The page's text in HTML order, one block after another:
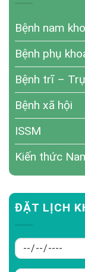
Bệnh nam
Bệnh phụ
Bệnh trĩ –
Bệnh xã hội
ISSM
Kiến thức
ĐẶT LỊCH